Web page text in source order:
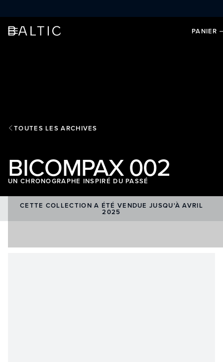
PANIER
TOUTES LES ARCHIVES
BICOMPAX 002
UN CHRONOGRAPHE INSPIRÉ DU PASSÉ
CETTE COLLECTION A ÉTÉ VENDUE JUSQU'À AVRIL
2025